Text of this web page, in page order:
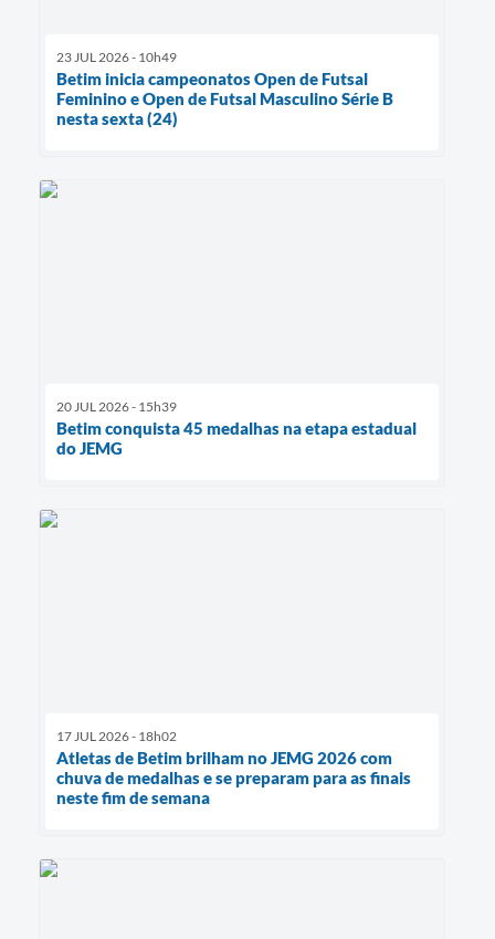
23 JUL 2026 - 10h49
Betim inicia campeonatos Open de Futsal
Feminino e Open de Futsal Masculino Série B
nesta sexta (24)
20 JUL 2026 - 15h39
Betim conquista 45 medalhas na etapa estadual
do JEMG
17 JUL 2026 - 18h02
Atletas de Betim brilham no JEMG 2026 com
chuva de medalhas e se preparam para as finais
neste fim de semana